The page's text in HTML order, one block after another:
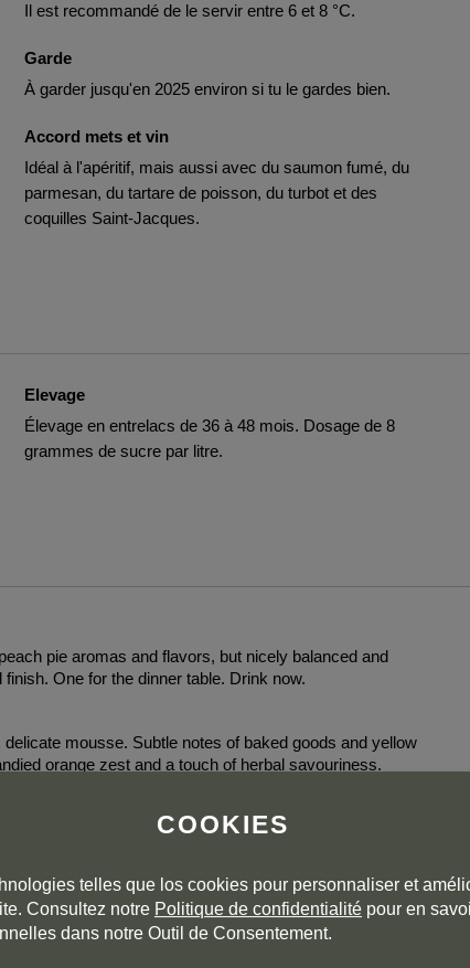
Il est recommandé de le servir entre 6 et 8 °C.
Garde
À garder jusqu'en 2025 environ si tu le gardes bien.
Accord mets et vin
Idéal à l'apéritif, mais aussi avec du saumon fumé, du
parmesan, du tartare de poisson, du turbot et des
coquilles Saint-Jacques.
Elevage
Élevage en entrelacs de 36 à 48 mois. Dosage de 8
grammes de sucre par litre.
pie aromas and flavors, but nicely balanced and
One for the dinner table. Drink now.
mousse. Subtle notes of baked goods and yellow
orange zest and a touch of herbal savouriness.
honey with a supporting acidity. Developed, with a
COOKIES
telles que los cookies pour personnaliser et
Consultez notre Politique de confidentialité pour en
dans notre Outil de Consentement.